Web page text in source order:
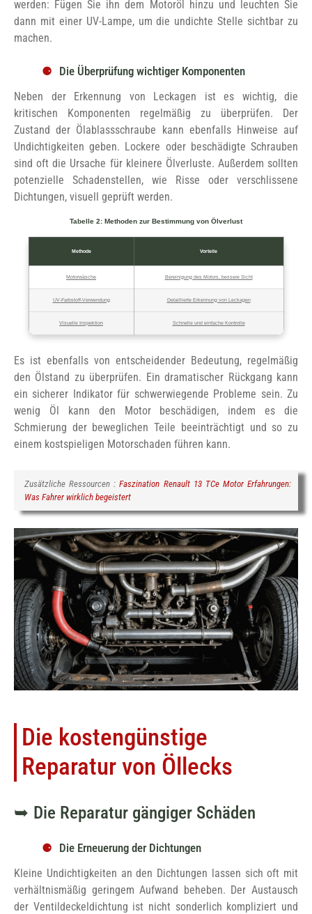
werden: Fügen Sie ihn dem Motoröl hinzu und leuchten Sie
dann mit einer UV-Lampe, um die undichte Stelle sichtbar zu
machen.
Die Überprüfung wichtiger Komponenten
Neben der Erkennung von Leckagen ist es wichtig, die
kritischen Komponenten regelmäßig zu überprüfen. Der
Zustand der Ölablassschraube kann ebenfalls Hinweise auf
Undichtigkeiten geben. Lockere oder beschädigte Schrauben
sind oft die Ursache für kleinere Ölverluste. Außerdem sollten
potenzielle Schadenstellen, wie Risse oder verschlissene
Dichtungen, visuell geprüft werden.
Tabelle 2: Methoden zur Bestimmung von Ölverlust
Methode Vorteile
Motorwäsche Bereinigung des Motors, bessere Sicht
UV-Farbstoff-Verwendung Detaillierte Erkennung von Leckagen
Visuelle Inspektion Schnelle und einfache Kontrolle
Es ist ebenfalls von entscheidender Bedeutung, regelmäßig
den Ölstand zu überprüfen. Ein dramatischer Rückgang kann
ein sicherer Indikator für schwerwiegende Probleme sein. Zu
wenig Öl kann den Motor beschädigen, indem es die
Schmierung der beweglichen Teile beeinträchtigt und so zu
einem kostspieligen Motorschaden führen kann.
Zusätzliche Ressourcen :Faszination Renault 13 TCe Motor Erfahrungen:
Was Fahrer wirklich begeistert
Die kostengünstige
Reparatur von Öllecks
Die Reparatur gängiger Schäden
Die Erneuerung der Dichtungen
Kleine Undichtigkeiten an den Dichtungen lassen sich oft mit
verhältnismäßig geringem Aufwand beheben. Der Austausch
der Ventildeckeldichtung ist nicht sonderlich kompliziert und